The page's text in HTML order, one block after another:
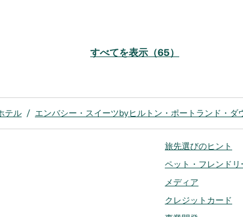
すべてを表示（65）
テル / エンバシー・スイーツbyヒルトン・ポートランド・ダ
旅先選びのヒント
ペット・フレンドリ
メディア
クレジットカード